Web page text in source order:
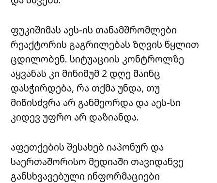
ფუკიშიმას აეს-ის თანამშრომლები
რეაქტორის გაგრილებას ზღვის წყლით
ცდილობენ. სიტუაციის კონტროლზე
აყვანას კი მინიმუმ 2 დღე მაინც
დასჭირდება, რა თქმა უნდა, თუ
მიწისძვრა არ განმეორდა და აეს-სი
კიდევ უფრო არ დაზიანდა.
აფეთქების შესახებ იაპონურ და
საერთაშორისო მედიაში თავიდანვე
განსხვავებული ინფორმაციები